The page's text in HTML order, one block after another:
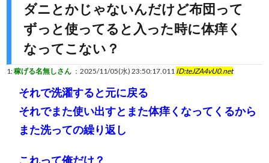
ダニとかじゃないんだけど布団って
ずっと使ってると入った時に体痒く
なってこない？
1:稼げる名無しさん ：2025/11/05(水) 23:50:17.011 ID:teJZA4vU0.net
それで洗濯すると元に戻る
それでまた使い出すとまた体痒くなってくるから
また洗っての繰り返し
これって俺だけ？